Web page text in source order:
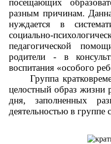
посещающих
разным причинам.
нуждается в
социально-
педагогической
родители - в
воспитания «особого
Группа
целостный образ жизни
дня, заполненных
деятельностью в группе